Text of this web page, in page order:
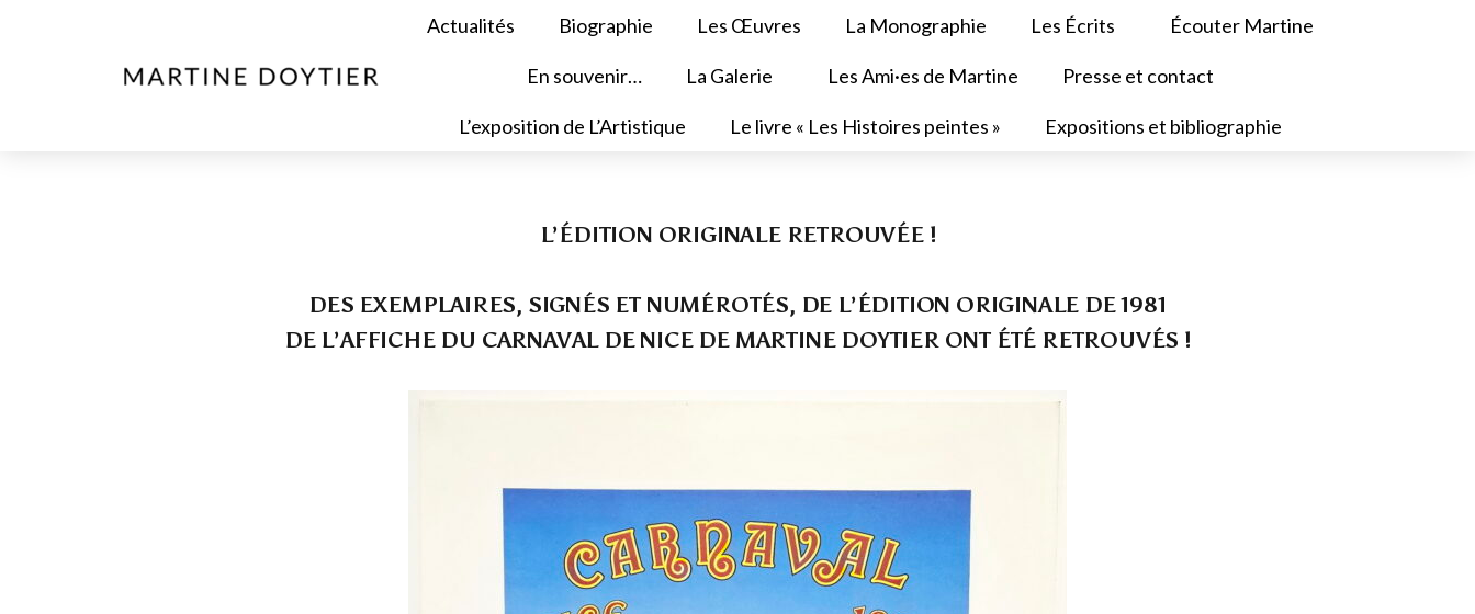
Actualités Biographie Les Œuvres La Monographie Les Écrits Écouter Martine
En souvenir… La Galerie Les Ami·es de Martine Presse et contact
L’exposition de L’Artistique Le livre « Les Histoires peintes » Expositions et bibliographie
L’ÉDITION ORIGINALE RETROUVÉE !
DES EXEMPLAIRES, SIGNÉS ET NUMÉROTÉS, DE L’ÉDITION ORIGINALE DE 1981
DE L’AFFICHE DU CARNAVAL DE NICE DE MARTINE DOYTIER ONT ÉTÉ RETROUVÉS !